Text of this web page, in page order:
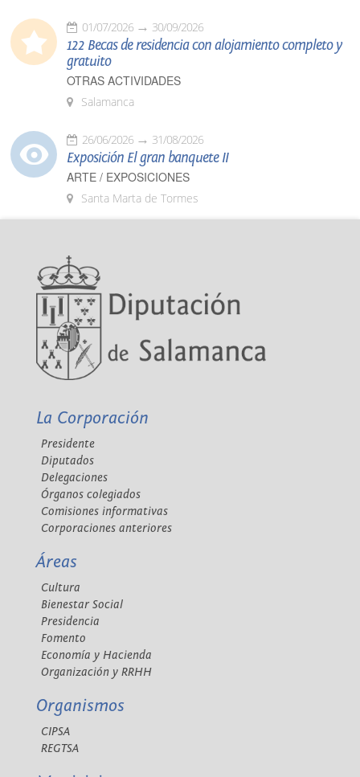
01/07/2026 30/09/2026
122 Becas de residencia con alojamiento completo y
gratuito
OTRAS ACTIVIDADES
Salamanca
26/06/2026 31/08/2026
Exposición El gran banquete II
ARTE / EXPOSICIONES
Santa Marta de Tormes
La Corporación
Presidente
Diputados
Delegaciones
Órganos colegiados
Comisiones informativas
Corporaciones anteriores
Áreas
Cultura
Bienestar Social
Presidencia
Fomento
Economía y Hacienda
Organización y RRHH
Organismos
CIPSA
REGTSA